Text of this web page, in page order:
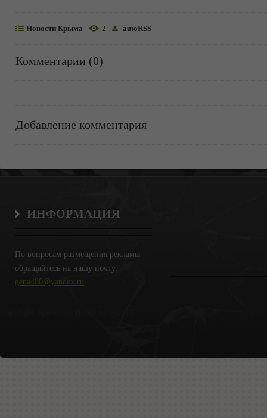
Новости Крыма 2 autoRSS
Комментарии (0)
Добавление комментария
ИНФОРМАЦИЯ
По вопросам размещения рекламы
обращайтесь на нашу почту:
gena480@yandex.ru